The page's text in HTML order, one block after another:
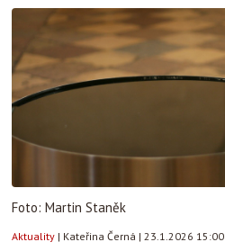
Foto: Martin Staněk
Aktuality | Kateřina Černá | 23.1.2026 15:00